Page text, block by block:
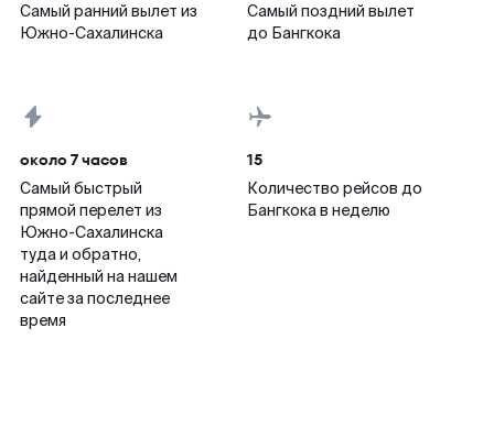
Самый ранний вылет из
Южно-Сахалинска
Самый поздний вылет
до Бангкока
около 7 часов
Самый быстрый
прямой перелет из
Южно-Сахалинска
туда и обратно,
найденный на нашем
сайте за последнее
время
15
Количество рейсов до
Бангкока в неделю